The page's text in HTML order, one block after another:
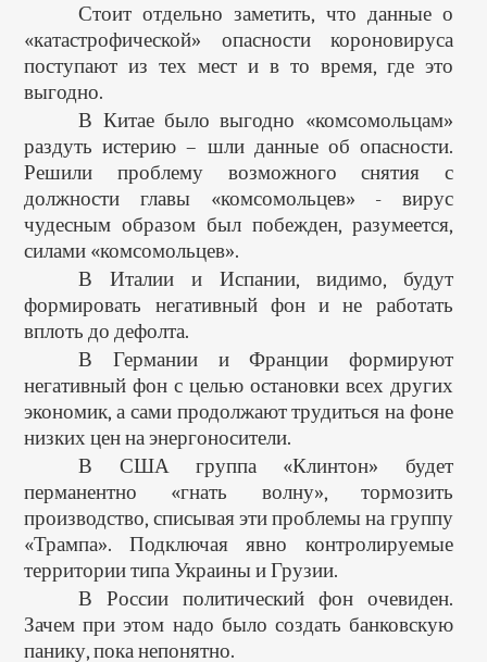
Стоит отдельно заметить, что данные о
«катастрофической» опасности короновируса
поступают из тех мест и в то время, где это
выгодно.
В Китае было выгодно «комсомольцам»
раздуть истерию – шли данные об опасности.
Решили проблему возможного снятия с
должности главы «комсомольцев» - вирус
чудесным образом был побежден, разумеется,
силами «комсомольцев».
В Италии и Испании, видимо, будут
формировать негативный фон и не работать
вплоть до дефолта.
В Германии и Франции формируют
негативный фон с целью остановки всех других
экономик, а сами продолжают трудиться на фоне
низких цен на энергоносители.
В США группа «Клинтон» будет
перманентно «гнать волну», тормозить
производство, списывая эти проблемы на группу
«Трампа». Подключая явно контролируемые
территории типа Украины и Грузии.
В России политический фон очевиден.
Зачем при этом надо было создать банковскую
панику, пока непонятно.